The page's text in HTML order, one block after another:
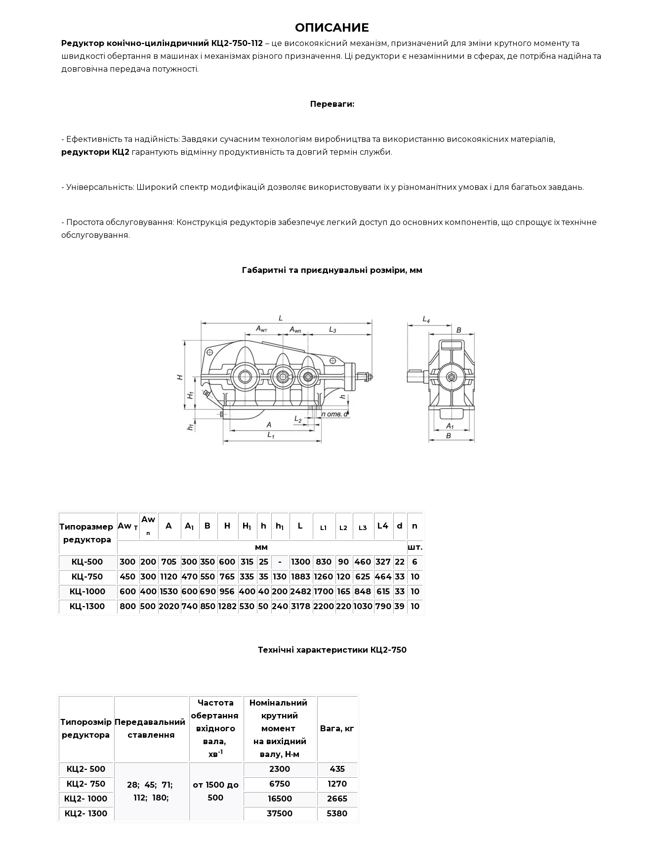
ОПИСАНИЕ
Редуктор конічно-циліндричний КЦ2-750-112 – це високоякісний механізм, призначений для зміни крутного моменту та
швидкості обертання в машинах і механізмах різного призначення. Ці редуктори є незамінними в сферах, де потрібна надійна та
довговічна передача потужності.
Переваги:
- Ефективність та надійність: Завдяки сучасним технологіям виробництва та використанню високоякісних матеріалів,
редуктори КЦ2 гарантують відмінну продуктивність та довгий термін служби.
- Універсальність: Широкий спектр модифікацій дозволяє використовувати їх у різноманітних умовах і для багатьох завдань.
- Простота обслуговування: Конструкція редукторів забезпечує легкий доступ до основних компонентів, що спрощує їх технічне
обслуговування.
Габаритні та приєднувальні розміри, мм
Типоразмер
редуктора
Аw Т
Аw
п
А А1 В Н H1 h h1 L L1 L2 L3 L4 d n
мм
шт.
КЦ-500
300 200 705 300 350 600 315 25 - 1300 830 90 460 327 22
6
КЦ-750
450 300 1120 470 550 765 335 35 130 1883 1260 120 625 464 33
10
КЦ-1000
600 400 1530 600 690 956 400 40 200 2482 1700 165 848 615 33
10
КЦ-1300
800 500 2020 740 850 1282 530 50 240 3178 2200 220 1030 790 39 10
Технічні характеристики КЦ2-750
Типорозмір
редуктора
Передавальний
ставлення
Частота
обертання
вхідного
вала,
хв-1
Номінальний
крутний
момент
на вихідний
валу, Н·м
Вага, кг
КЦ2- 500
28; 45; 71;
112; 180;
от 1500 до
500
2300
435
КЦ2- 750
6750
1270
КЦ2- 1000
16500
2665
КЦ2- 1300
37500 5380